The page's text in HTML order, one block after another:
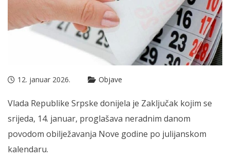
12. januar 2026. Objave
Vlada Republike Srpske donijela je Zaključak kojim se
srijeda, 14. januar, proglašava neradnim danom
povodom obilježavanja Nove godine po julijanskom
kalendaru.